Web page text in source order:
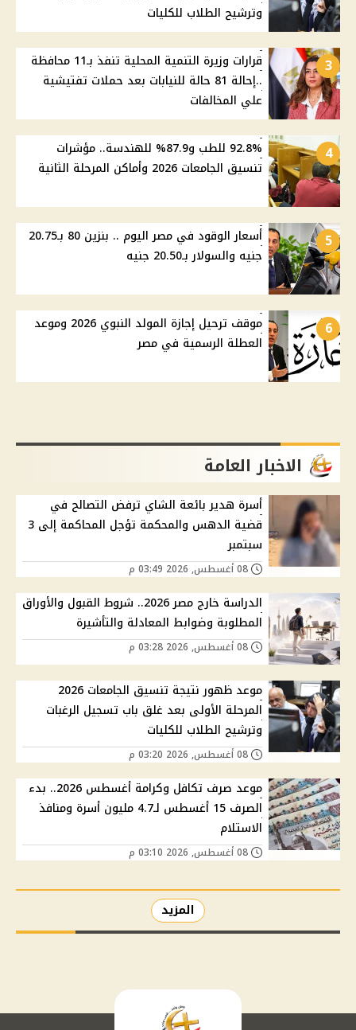
وترشيح الطلاب للكليات
3
قرارات وزيرة التنمية المحلية تنفذ بـ11 محافظة
..إحالة 81 حالة للنيابات بعد حملات تفتيشية
علي المخالفات
4
92.8% للطب و87.9% للهندسة.. مؤشرات
تنسيق الجامعات 2026 وأماكن المرحلة الثانية
5
أسعار الوقود في مصر اليوم .. بنزين 80 بـ20.75
جنيه والسولار بـ20.50 جنيه
6
موقف ترحيل إجازة المولد النبوي 2026 وموعد
العطلة الرسمية في مصر
الاخبار العامة
أسرة هدير بائعة الشاي ترفض التصالح في
قضية الدهس والمحكمة تؤجل المحاكمة إلى 3
سبتمبر
الدراسة خارج مصر 2026.. شروط القبول والأوراق
المطلوبة وضوابط المعادلة والتأشيرة
موعد ظهور نتيجة تنسيق الجامعات 2026
المرحلة الأولى بعد غلق باب تسجيل الرغبات
وترشيح الطلاب للكليات
موعد صرف تكافل وكرامة أغسطس 2026.. بدء
الصرف 15 أغسطس لـ4.7 مليون أسرة ومنافذ
الاستلام
المزيد